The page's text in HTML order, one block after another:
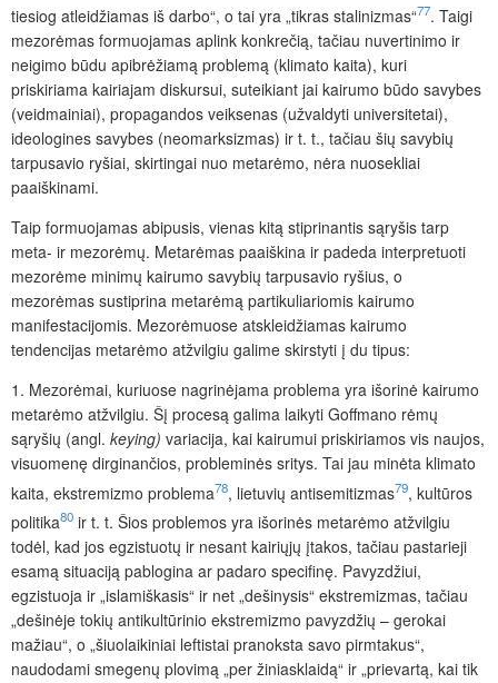
tiesiog atleidžiamas iš darbo“, o tai yra „tikras stalinizmas“77. Taigi
mezorėmas formuojamas aplink konkrečią, tačiau nuvertinimo ir
neigimo būdu apibrėžiamą problemą (klimato kaita), kuri
priskiriama kairiajam diskursui, suteikiant jai kairumo būdo savybes
(veidmainiai), propagandos veiksenas (užvaldyti universitetai),
ideologines savybes (neomarksizmas) ir t. t., tačiau šių savybių
tarpusavio ryšiai, skirtingai nuo metarėmo, nėra nuosekliai
paaiškinami.
Taip formuojamas abipusis, vienas kitą stiprinantis sąryšis tarp
meta- ir mezorėmų. Metarėmas paaiškina ir padeda interpretuoti
mezorėme minimų kairumo savybių tarpusavio ryšius, o
mezorėmas sustiprina metarėmą partikuliariomis kairumo
manifestacijomis. Mezorėmuose atskleidžiamas kairumo
tendencijas metarėmo atžvilgiu galime skirstyti į du tipus:
1. Mezorėmai, kuriuose nagrinėjama problema yra išorinė kairumo
metarėmo atžvilgiu. Šį procesą galima laikyti Goffmano rėmų
sąryšių (angl. keying) variacija, kai kairumui priskiriamos vis naujos,
visuomenę dirginančios, probleminės sritys. Tai jau minėta klimato
kaita, ekstremizmo problema78, lietuvių antisemitizmas79, kultūros
politika80 ir t. t. Šios problemos yra išorinės metarėmo atžvilgiu
todėl, kad jos egzistuotų ir nesant kairiųjų įtakos, tačiau pastarieji
esamą situaciją pablogina ar padaro specifinę. Pavyzdžiui,
egzistuoja ir „islamiškasis“ ir net „dešinysis“ ekstremizmas, tačiau
„dešinėje tokių antikultūrinio ekstremizmo pavyzdžių – gerokai
mažiau“, o „šiuolaikiniai leftistai pranoksta savo pirmtakus“,
naudodami smegenų plovimą „per žiniasklaidą“ ir „prievartą, kai tik